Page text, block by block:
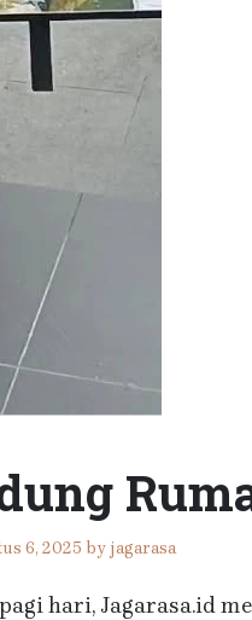
6, 2025 by jagarasa
hari, Jagarasa.id